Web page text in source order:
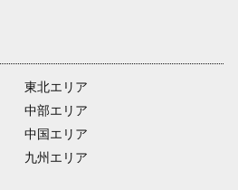
東北エリア
中部エリア
中国エリア
九州エリア